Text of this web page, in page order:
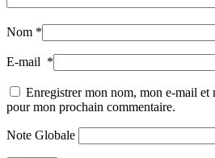
Nom *
E-mail *
Enregistrer mon nom, mon e-mail et
pour mon prochain commentaire.
Note Globale